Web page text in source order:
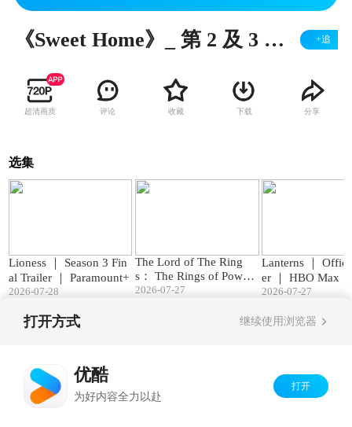
《Sweet Home》_ 第 2 及 3 季預告 _ Netflix +追
超清画质 评论 收藏 下载 分享
选集
Lioness ｜ Season 3 Fin
al Trailer ｜ Paramount+
2026-07-28
The Lord of The Ring
s： The Rings of Power
- Official Teaser Trailer
2026-07-27
Lanterns ｜
er ｜ HBO Max
2026-07-27
打开方式 继续使用浏览器
优酷
为好内容全力以赴
打开